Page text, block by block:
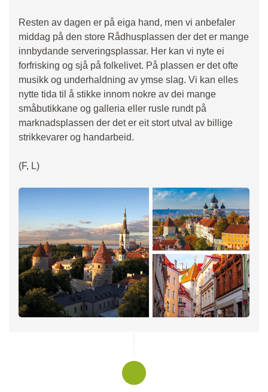
Resten av dagen er på eiga hand, men vi anbefaler
middag på den store Rådhusplassen der det er mange
innbydande serveringsplassar. Her kan vi nyte ei
forfrisking og sjå på folkelivet. På plassen er det ofte
musikk og underhaldning av ymse slag. Vi kan elles
nytte tida til å stikke innom nokre av dei mange
småbutikkane og galleria eller rusle rundt på
marknadsplassen der det er eit stort utval av billige
strikkevarer og handarbeid.
(F, L)